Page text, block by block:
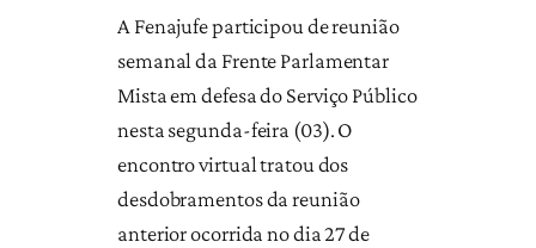
A Fenajufe participou de reunião
semanal da Frente Parlamentar
Mista em defesa do Serviço Público
nesta segunda-feira (03). O
encontro virtual tratou dos
desdobramentos da reunião
anterior ocorrida no dia 27 de